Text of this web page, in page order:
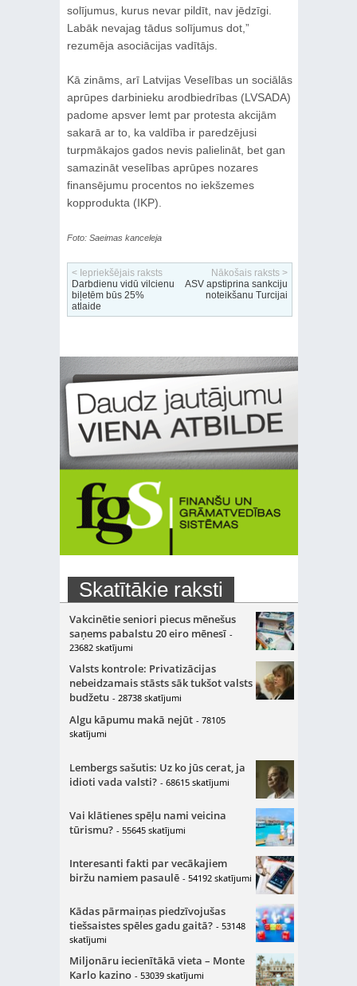
solījumus, kurus nevar pildīt, nav jēdzīgi.
Labāk nevajag tādus solījumus dot,”
rezumēja asociācijas vadītājs.
Kā zināms, arī Latvijas Veselības un sociālās
aprūpes darbinieku arodbiedrības (LVSADA)
padome apsver lemt par protesta akcijām
sakarā ar to, ka valdība ir paredzējusi
turpmākajos gados nevis palielināt, bet gan
samazināt veselības aprūpes nozares
finansējumu procentos no iekšzemes
kopprodukta (IKP).
Foto: Saeimas kanceleja
< Iepriekšējais raksts
Darbdienu vidū vilcienu
biļetēm būs 25%
atlaide
Nākošais raksts >
ASV apstiprina sankciju
noteikšanu Turcijai
Skatītākie raksti
Vakcinētie seniori piecus mēnešus
saņems pabalstu 20 eiro mēnesī -
23682 skatījumi
Valsts kontrole: Privatizācijas
nebeidzamais stāsts sāk tukšot valsts
budžetu - 28738 skatījumi
Algu kāpumu makā nejūt - 78105
skatījumi
Lembergs sašutis: Uz ko jūs cerat, ja
idioti vada valsti? - 68615 skatījumi
Vai klātienes spēļu nami veicina
tūrismu? - 55645 skatījumi
Interesanti fakti par vecākajiem
biržu namiem pasaulē - 54192 skatījumi
Kādas pārmaiņas piedzīvojušas
tiešsaistes spēles gadu gaitā? - 53148
skatījumi
Miljonāru iecienītākā vieta – Monte
Karlo kazino - 53039 skatījumi